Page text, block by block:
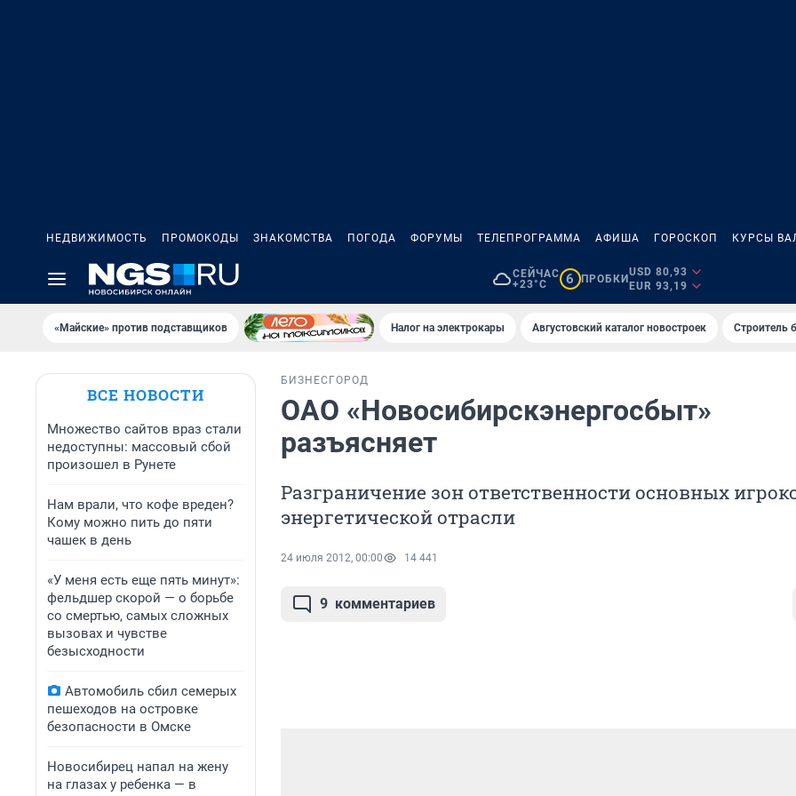
НЕДВИЖИМОСТЬ ПРОМОКОДЫ ЗНАКОМСТВА ПОГОДА ФОРУМЫ ТЕЛЕПРОГРАММА АФИША ГОРОСКОП КУРСЫ
СЕЙЧАС
+23°C
6 ПРОБКИ
USD 80,93
EUR 93,19
«Майские» против подставщиков Налог на электрокары Августовский каталог новостроек Строитель
ВСЕ НОВОСТИ
Множество сайтов враз стали
недоступны: массовый сбой
произошел в Рунете
Нам врали, что кофе вреден?
Кому можно пить до пяти
чашек в день
«У меня есть еще пять минут»:
фельдшер скорой — о борьбе
со смертью, самых сложных
вызовах и чувстве
безысходности
Автомобиль сбил семерых
пешеходов на островке
безопасности в Омске
Новосибирец напал на жену
на глазах у ребенка — в
БИЗНЕС ГОРОД
ОАО «Новосибирскэнергосбыт»
разъясняет
Разграничение зон ответственности основных
энергетической отрасли
24 июля 2012, 00:00 14 441
9 комментариев